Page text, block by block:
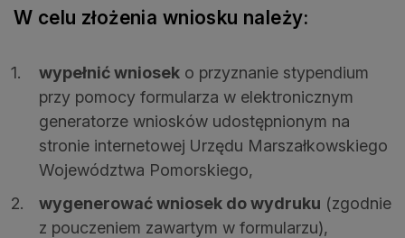
W celu złożenia wniosku należy:
wypełnić wniosek o przyznanie stypendium
przy pomocy formularza w elektronicznym
generatorze wniosków udostępnionym na
stronie internetowej Urzędu Marszałkowskiego
Województwa Pomorskiego,
wygenerować wniosek do wydruku (zgodnie
z pouczeniem zawartym w formularzu),